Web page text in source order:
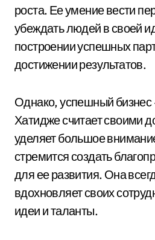
роста. Ее умение вести
убеждать людей в своей
построении успешных
достижении результатов.
Однако, успешный бизнес
Хатидже считает своими
уделяет большое
стремится создать
для ее развития. Она
вдохновляет своих
идеи и таланты.